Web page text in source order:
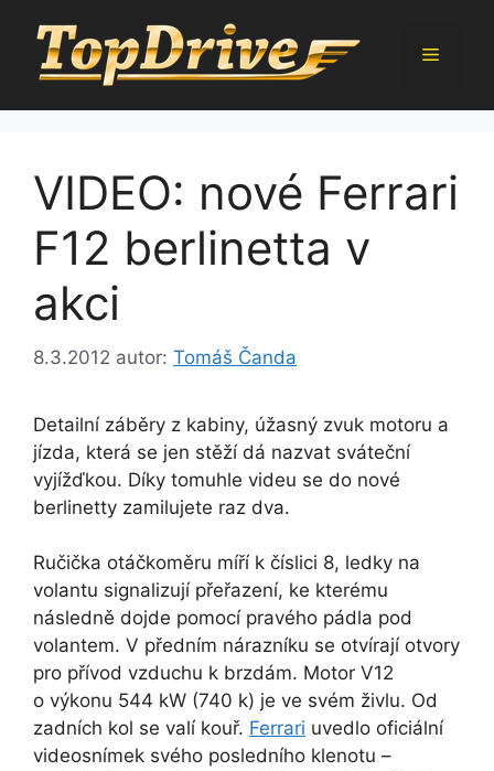
obsah
Menu
VIDEO: nové Ferrari
F12 berlinetta v
akci
8.3.2012 autor: Tomáš Čanda
Detailní záběry z kabiny, úžasný zvuk motoru a
jízda, která se jen stěží dá nazvat sváteční
vyjížďkou. Díky tomuhle videu se do nové
berlinetty zamilujete raz dva.
Ručička otáčkoměru míří k číslici 8, ledky na
volantu signalizují přeřazení, ke kterému
následně dojde pomocí pravého pádla pod
volantem. V předním nárazníku se otvírají otvory
pro přívod vzduchu k brzdám. Motor V12
o výkonu 544 kW (740 k) je ve svém živlu. Od
zadních kol se valí kouř. Ferrari uvedlo oficiální
videosnímek svého posledního klenotu –